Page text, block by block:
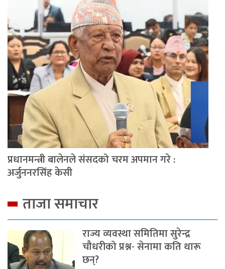
प्रधानमन्त्री बालेनले संसदको चरम अपमान गरे :
अर्जुननरसिंह केसी
ताजा समाचार
राज्य व्यवस्था समितिमा सुरेन्द्र
चौधरीको प्रश्न- सेनामा कति थारू
छन्?